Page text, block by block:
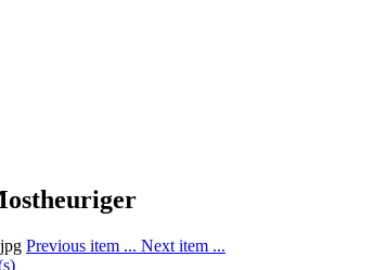
Previous item ... Next item ...